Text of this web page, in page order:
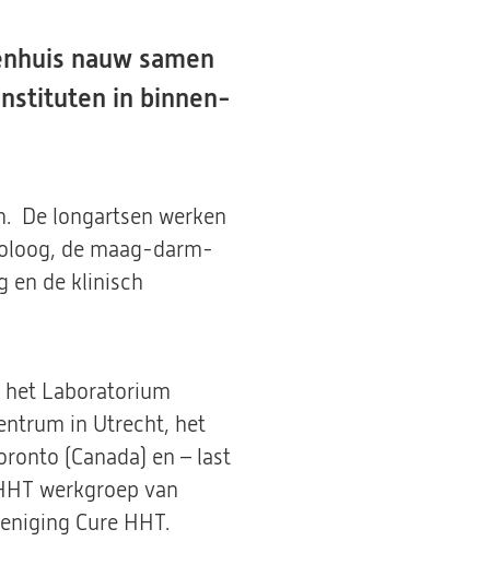
nauw samen
in binnen-
De longartsen werken
de maag-darm-
en de klinisch
het Laboratorium
in Utrecht, het
(Canada) en – last
werkgroep van
Cure HHT.